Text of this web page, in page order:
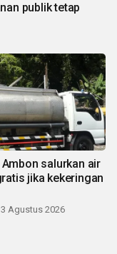
publik tetap
Ambon salurkan air
jika kekeringan
Agustus 2026